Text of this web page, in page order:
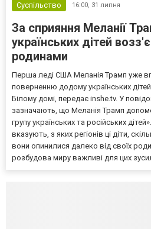
Суспільство 16:00, 31 липня
За сприяння Меланії
українських дітей
родинами
Перша леді США Меланія Трамп уже
поверненню додому українських
Білому домі, передає inshe.tv. У
зазначають, що Меланія Трамп
групу українських та російських
вказують, з яких регіонів ці діти,
вони опинилися далеко від своїх
розбудова миру важливі для цих